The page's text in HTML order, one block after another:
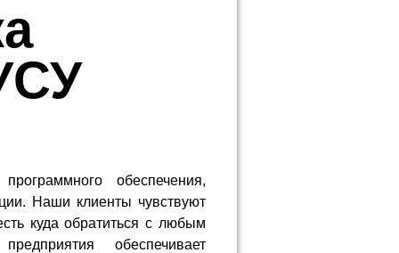
обеспечения,
Наши клиенты чувствуют
куда обратиться с любым
обеспечивает